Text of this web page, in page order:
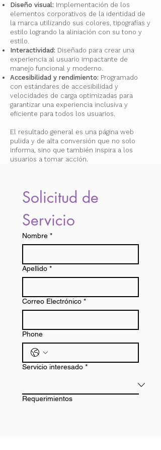
Diseño visual: Implementación de los
elementos corporativos de la identidad de
la marca utilizando sus colores, tipografías y
estilo
logrando la aliniación con su tono y
estilo.
Interactividad: Diseñado para crear una
experiencia al usuario impactante de
manejo funcional y moderno.
Accesibilidad y rendimiento: Programado
con estándares de accesibilidad y
velocidades de carga optimizadas para
garantizar una experiencia inclusiva y
eficiente para todos los usuarios.
El resultado general es una página web
pulida y de alta conversión que no solo
informa, sino que también inspira a los
usuarios a tomar acción.
Solicitud de
Servicio
Nombre *
Apellido *
Correo Electrónico *
Phone
Servicio interesado *
Requerimientos